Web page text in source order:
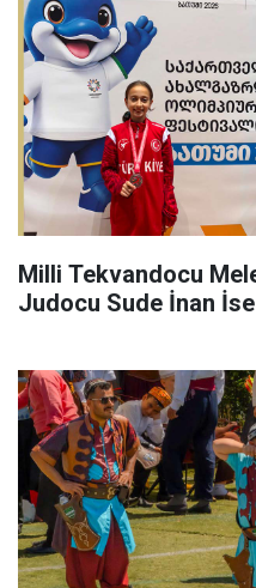
Milli Tekvandocu
Judocu Sude İnan